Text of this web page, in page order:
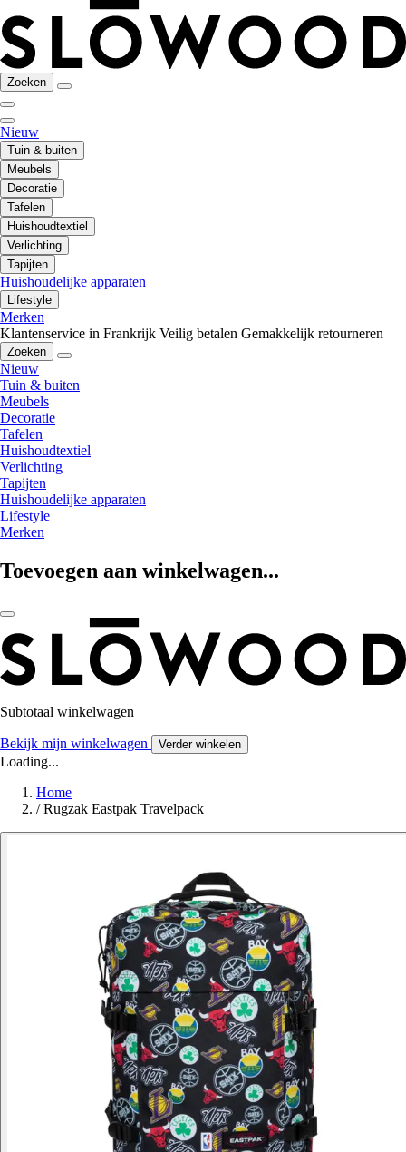
Zoeken
Nieuw
Tuin & buiten
Meubels
Decoratie
Tafelen
Huishoudtextiel
Verlichting
Tapijten
Huishoudelijke apparaten
Lifestyle
Merken
Klantenservice in Frankrijk Veilig betalen Gemakkelijk retourneren
Zoeken
Nieuw
Tuin & buiten
Meubels
Decoratie
Tafelen
Huishoudtextiel
Verlichting
Tapijten
Huishoudelijke apparaten
Lifestyle
Merken
Toevoegen aan winkelwagen...
Subtotaal winkelwagen
Bekijk mijn winkelwagen Verder winkelen
Loading...
Home
/ Rugzak Eastpak Travelpack